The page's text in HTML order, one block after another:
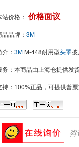
站价格： 价格面议
品品牌： 3M
介： 3M M-448耐用型头罩披
务：本商品由上海仓提供发
持：100%正品，可提供普